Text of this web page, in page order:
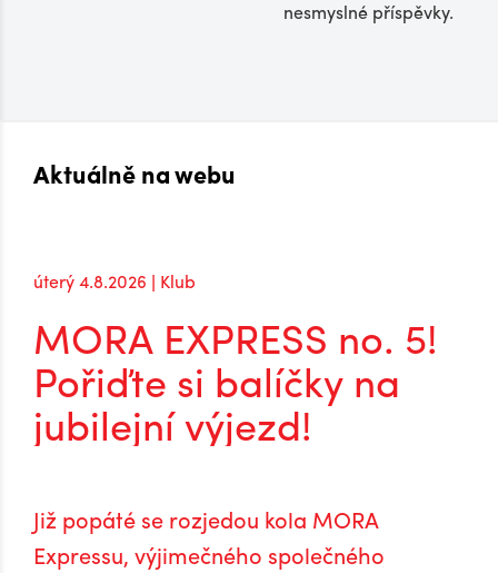
nesmyslné příspěvky.
Aktuálně na webu
úterý 4.8.2026 | Klub
MORA EXPRESS no. 5!
Pořiďte si balíčky na
jubilejní výjezd!
Již popáté se rozjedou kola MORA
Expressu, výjimečného společného